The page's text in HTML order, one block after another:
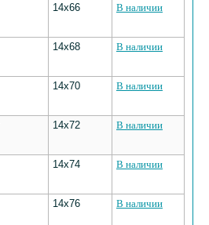
14х66 В наличии
14х68 В наличии
14х70 В наличии
14х72 В наличии
14х74 В наличии
14х76 В наличии